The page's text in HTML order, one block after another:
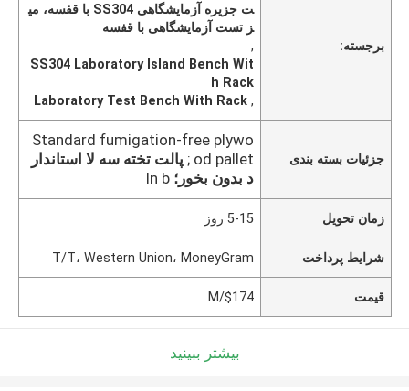
برجسته:
ت جزیره آزمایشگاهی SS304 با قفسه، می
ز تست آزمایشگاهی با قفسه
,
SS304 Laboratory Island Bench Wit
h Rack
,
Laboratory Test Bench With Rack
جزئیات بسته بندی
Standard fumigation-free plywo
od pallet ;
پالت تخته سه لا استاندار
د بدون بخور؛ In b
زمان تحویل 5-15 روز
شرایط پرداخت T/T، Western Union، MoneyGram
قیمت $174/M
بیشتر ببینید